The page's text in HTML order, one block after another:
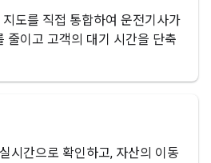
도를 직접 통합하여 운전기사가
줄이고 고객의 대기 시간을 단축
시간으로 확인하고, 자산의 이동